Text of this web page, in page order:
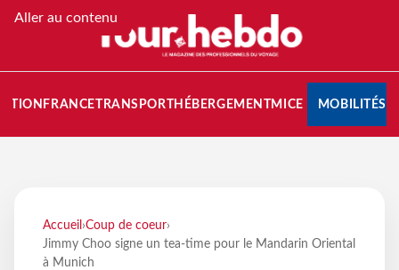
Aller au contenu
FRANCETRANSPORT HÉBERGEMENTMICE MOBILITÉS
Accueil ›Coup de coeur›
Jimmy Choo signe un tea-time pour le Mandarin Oriental
à Munich